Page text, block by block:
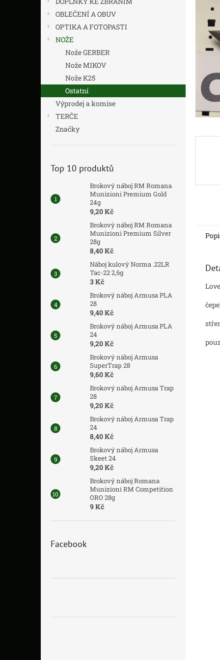
OBLEČENÍ A OBUV
OPTIKA A FOTOPASTI
NOŽE
Nože GERBER
Nože MIKOV
Nože K25
Ostatní
Výprodej a komise
TERČE
Značky
Top 10 produktů
Brokový náboj RM Romana
Munizioni Premium Gold
24g
9,20 Kč
Brokový náboj RM Romana
Munizioni Premium Silver
28g
8,40 Kč
Náboj kulový Norma .22LR
Tac-22 2,6g
3 Kč
Brokový náboj Armusa PLA
28
9,40 Kč
Brokový náboj Armusa PLA
24
9,20 Kč
Brokový náboj Armusa
SuperTrap 28
9,60 Kč
Brokový náboj Armusa Trap
28
9,20 Kč
Brokový náboj Armusa Trap
24
8,40 Kč
Brokový náboj Armusa
Skeet 24
9,20 Kč
Brokový náboj Romana
Munizioni RM Competition
ORO 28g
9 Kč
Facebook